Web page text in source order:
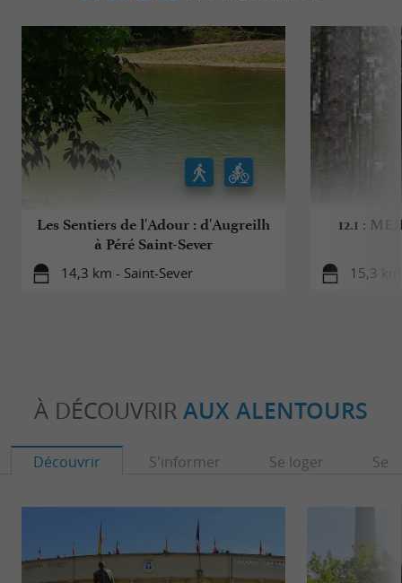
Les Sentiers de l'Adour : d'Augreilh
à Péré Saint-Sever
14,3 km - Saint-Sever
12.1 :
15,3
À DÉCOUVRIR AUX ALENTOURS
Découvrir S'informer Se loger Se